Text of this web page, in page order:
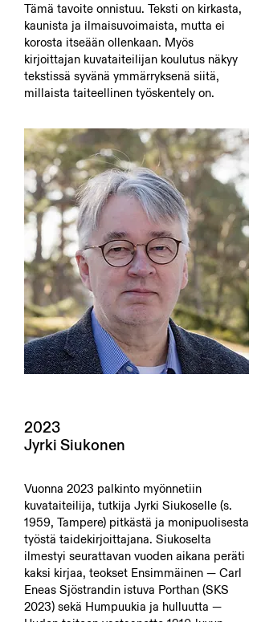
Tämä tavoite onnistuu. Teksti on kirkasta,
kaunista ja ilmaisuvoimaista, mutta ei
korosta itseään ollenkaan. Myös
kirjoittajan kuvataiteilijan koulutus näkyy
tekstissä syvänä ymmärryksenä siitä,
millaista taiteellinen työskentely on.
2023
Jyrki Siukonen
Vuonna 2023 palkinto myönnetiin
kuvataiteilija, tutkija Jyrki Siukoselle (s.
1959, Tampere) pitkästä ja monipuolisesta
työstä taidekirjoittajana. Siukoselta
ilmestyi seurattavan vuoden aikana peräti
kaksi kirjaa, teokset Ensimmäinen — Carl
Eneas Sjöstrandin istuva Porthan (SKS
2023) sekä Humpuukia ja hulluutta —